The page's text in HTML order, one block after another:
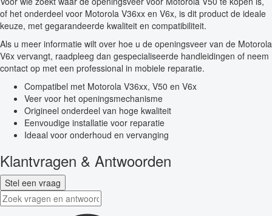
of het onderdeel voor Motorola V36xx en V6x, is dit product de ideale
keuze, met gegarandeerde kwaliteit en compatibiliteit.
Als u meer informatie wilt over hoe u de openingsveer van de Motorola
V6x vervangt, raadpleeg dan gespecialiseerde handleidingen of neem
contact op met een professional in mobiele reparatie.
Compatibel met Motorola V36xx, V50 en V6x
Veer voor het openingsmechanisme
Origineel onderdeel van hoge kwaliteit
Eenvoudige installatie voor reparatie
Ideaal voor onderhoud en vervanging
Klantvragen & Antwoorden
Stel een vraag